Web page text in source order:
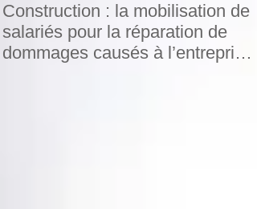
Construction : la mobilisation de
salariés pour la réparation de
dommages causés à l’entreprise